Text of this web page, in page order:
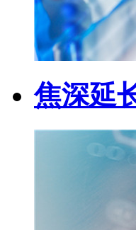
焦深延